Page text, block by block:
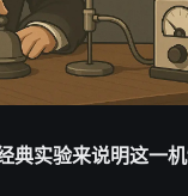
典实验来说明这一机